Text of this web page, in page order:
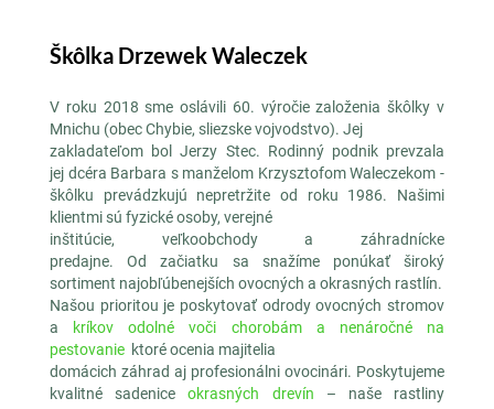
Škôlka Drzewek Waleczek
V roku 2018 sme oslávili 60. výročie založenia škôlky v
Mnichu (obec Chybie, sliezske vojvodstvo). Jej
zakladateľom bol Jerzy Stec. Rodinný podnik prevzala
jej dcéra Barbara s manželom Krzysztofom Waleczekom -
škôlku prevádzkujú nepretržite od roku 1986. Našimi
klientmi sú fyzické osoby, verejné
inštitúcie, veľkoobchody a záhradnícke
predajne. Od začiatku sa snažíme ponúkať široký
sortiment najobľúbenejších ovocných a okrasných rastlín.
Našou prioritou je poskytovať odrody ovocných stromov
a kríkov odolné voči chorobám a nenáročné
na
pestovanie ktoré ocenia majitelia
domácich záhrad aj profesionálni ovocinári. Poskytujeme
kvalitné sadeniceokrasných drevín – naše rastliny